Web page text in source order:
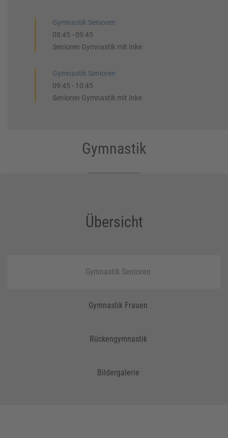
Gymnastik Senioren
08:45 - 09:45
Senioren Gymnastik mit Inke
Gymnastik Senioren
09:45 - 10:45
Senioren Gymnastik mit Inke
Gymnastik
Übersicht
Gymnastik Senioren
Gymnastik Frauen
Rückengymnastik
Bildergalerie